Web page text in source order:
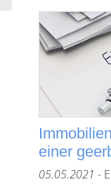
einer
05.05.2021 -